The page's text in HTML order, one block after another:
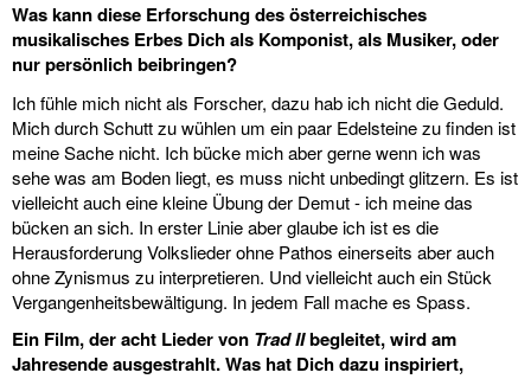
Was kann diese Erforschung des österreichisches
musikalisches Erbes Dich als Komponist, als Musiker, oder
nur persönlich beibringen?
Ich fühle mich nicht als Forscher, dazu hab ich nicht die Geduld.
Mich durch Schutt zu wühlen um ein paar Edelsteine zu finden ist
meine Sache nicht. Ich bücke mich aber gerne wenn ich was
sehe was am Boden liegt, es muss nicht unbedingt glitzern. Es ist
vielleicht auch eine kleine Übung der Demut - ich meine das
bücken an sich. In erster Linie aber glaube ich ist es die
Herausforderung Volkslieder ohne Pathos einerseits aber auch
ohne Zynismus zu interpretieren. Und vielleicht auch ein Stück
Vergangenheitsbewältigung. In jedem Fall mache es Spass.
Ein Film, der acht Lieder von Trad IIbegleitet, wird am
Jahresende ausgestrahlt. Was hat Dich dazu inspiriert,